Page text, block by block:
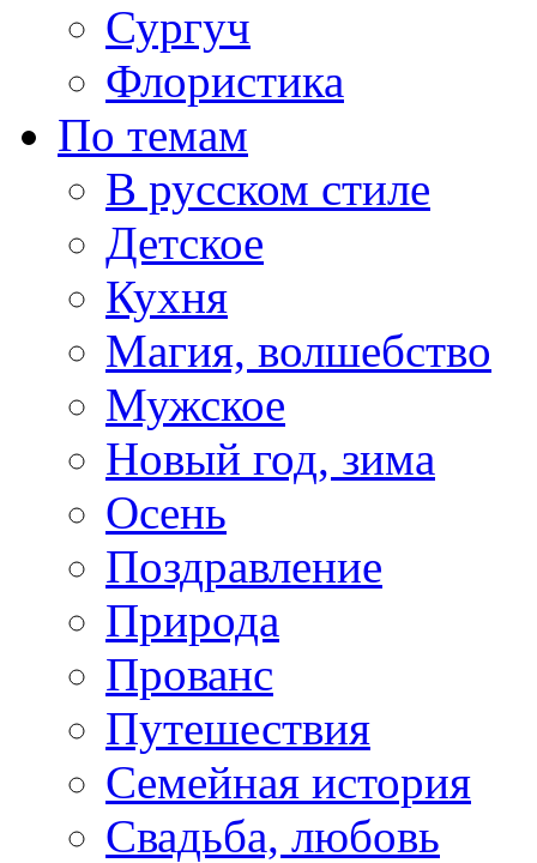
Сургуч
Флористика
По темам
В русском стиле
Детское
Кухня
Магия, волшебство
Мужское
Новый год, зима
Осень
Поздравление
Природа
Прованс
Путешествия
Семейная история
Свадьба, любовь